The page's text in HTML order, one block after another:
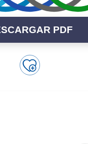
PDF